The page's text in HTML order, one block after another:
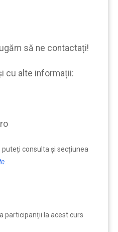
să ne contactați!
cu alte informații:
consulta şi secțiunea
participanții la acest curs